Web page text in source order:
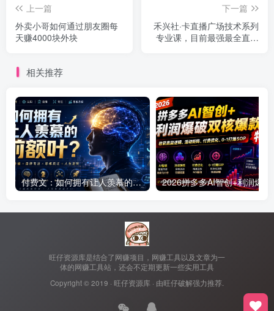
上一篇
外卖小哥如何通过朋友圈每
天赚4000块外块
下一篇
禾兴社·卡直播广场技术系列
专业课，目前最强最全直播
相关推荐
付费文：如何拥有让人羡慕的前额叶？
旺仔资源库是结合了网赚项目，网赚工具以及文章为一
体的网赚工具站，还会不定期更新一些实用工具
Copyright © 2019 · 旺仔资源库 · 由旺仔破解强力推荐.